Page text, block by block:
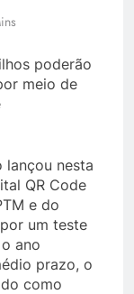
poderão
meio de
lançou nesta
QR Code
e do
um teste
ano
prazo, o
como